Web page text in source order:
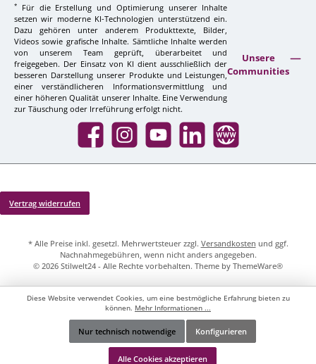
*
Für die Erstellung und Optimierung unserer Inhalte
setzen wir moderne KI-Technologien unterstützend ein.
Dazu gehören unter anderem Produkttexte, Bilder,
Videos sowie grafische Inhalte. Sämtliche Inhalte werden
von unserem Team geprüft, überarbeitet und
freigegeben. Der Einsatz von KI dient ausschließlich der
besseren Darstellung unserer Produkte und Leistungen,
einer verständlicheren Informationsvermittlung und
einer höheren Qualität unserer Inhalte. Eine Verwendung
zur Täuschung oder Irreführung erfolgt nicht.
Unsere
Communities
Facebook InstagramYouTube LinkedIn Website
Vertrag widerrufen
* Alle Preise inkl. gesetzl. Mehrwertsteuer zzgl. Versandkosten und ggf.
Nachnahmegebühren, wenn nicht anders angegeben.
© 2026 Stilwelt24 - Alle Rechte vorbehalten. Theme by ThemeWare®
Werkzeugleiste anzeigen
Diese Website verwendet Cookies, um eine bestmögliche Erfahrung bieten zu
können. Mehr Informationen ...
Nur technisch notwendige Konfigurieren
Alle Cookies akzeptieren